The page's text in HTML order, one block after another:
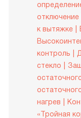
отключение
к вытяжке
контроль
стекло
нагрев
«Тройная